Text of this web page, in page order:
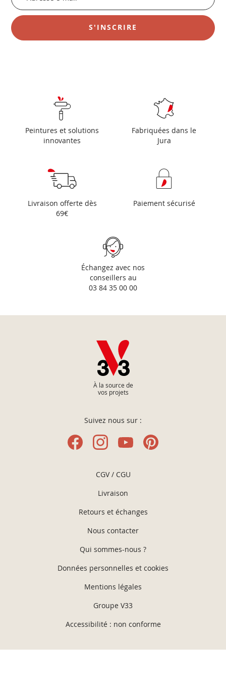
notre
newsletter
:
S'INSCRIRE
Peintures et solutions
innovantes
Fabriquées dans le
Jura
Livraison offerte dès
69€
Paiement sécurisé
Échangez avec nos
conseillers au
03 84 35 00 00
À la source de
vos projets
Suivez nous sur :
CGV / CGU
Livraison
Retours et échanges
Nous contacter
Qui sommes-nous ?
Données personnelles et cookies
Mentions légales
Groupe V33
Accessibilité : non conforme